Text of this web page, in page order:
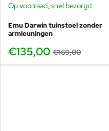
tuinmeubelen bij
Italiaanse luxe!
-20%
Op voorraad, snel bezorgd
Emu Darwin tuinstoel zonder
armleuningen
€135,00 €169,00